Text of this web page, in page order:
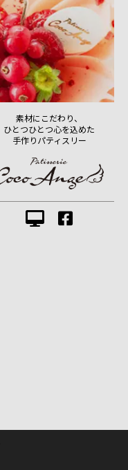
素材にこだわり、
ひとつひとつ心を込めた
手作りパティスリー